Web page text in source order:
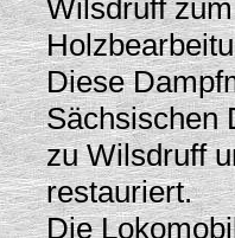
Wilsdruff
Diese
Sächsischen
zu Wilsdruff
restauriert.
Die